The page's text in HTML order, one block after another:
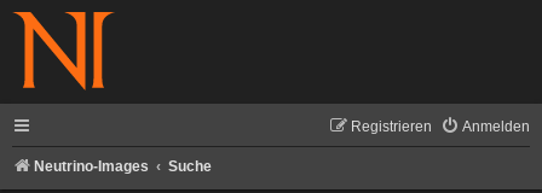
Anmelden
Registrieren
Neutrino-Images Suche